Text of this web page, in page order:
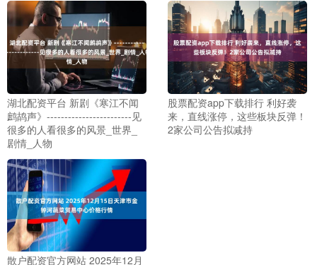
湖北配资平台 新剧《寒江不闻
鹧鸪声》------------------------见
很多的人看很多的风景_世界_
剧情_人物
股票配资app下载排行 利好袭
来，直线涨停，这些板块反弹！
2家公司公告拟减持
散户配资官方网站 2025年12月